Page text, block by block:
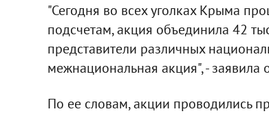
"Сегодня во всех уголках Крыма
подсчетам, акция объединила 42
представители различных
межнациональная акция", - заявила
По ее словам, акции проводились